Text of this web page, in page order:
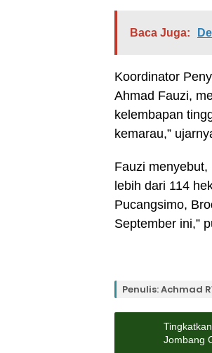
Baca Juga:
Koordinator
Ahmad Fauzi,
kelembapan
kemarau,”
Fauzi
lebih dari 114
Pucangsimo,
September ini,”
Penulis: Achmad
Jombang